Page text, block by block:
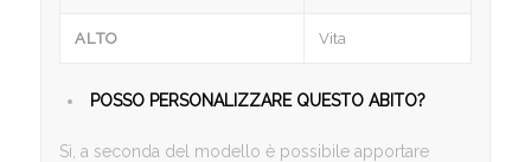
ALTO Vita
POSSO PERSONALIZZARE QUESTO ABITO?
Sì, a seconda del modello è possibile apportare